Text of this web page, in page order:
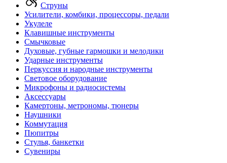
Струны
Усилители, комбики, процессоры, педали
Укулеле
Клавишные инструменты
Смычковые
Духовые, губные гармошки и мелодики
Ударные инструменты
Перкуссия и народные инструменты
Световое оборудование
Микрофоны и радиосистемы
Аксессуары
Камертоны, метрономы, тюнеры
Наушники
Коммутация
Пюпитры
Стулья, банкетки
Сувениры